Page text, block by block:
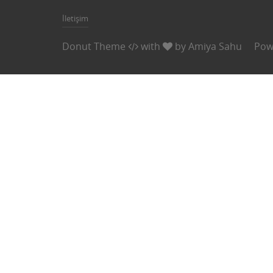
İletişim
Donut Theme with byAmiya Sahu